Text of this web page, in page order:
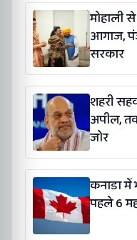
मोहाली
आगाज,
सरकार
शहरी
अपील,
जोर
कनाडा में
पहले 6